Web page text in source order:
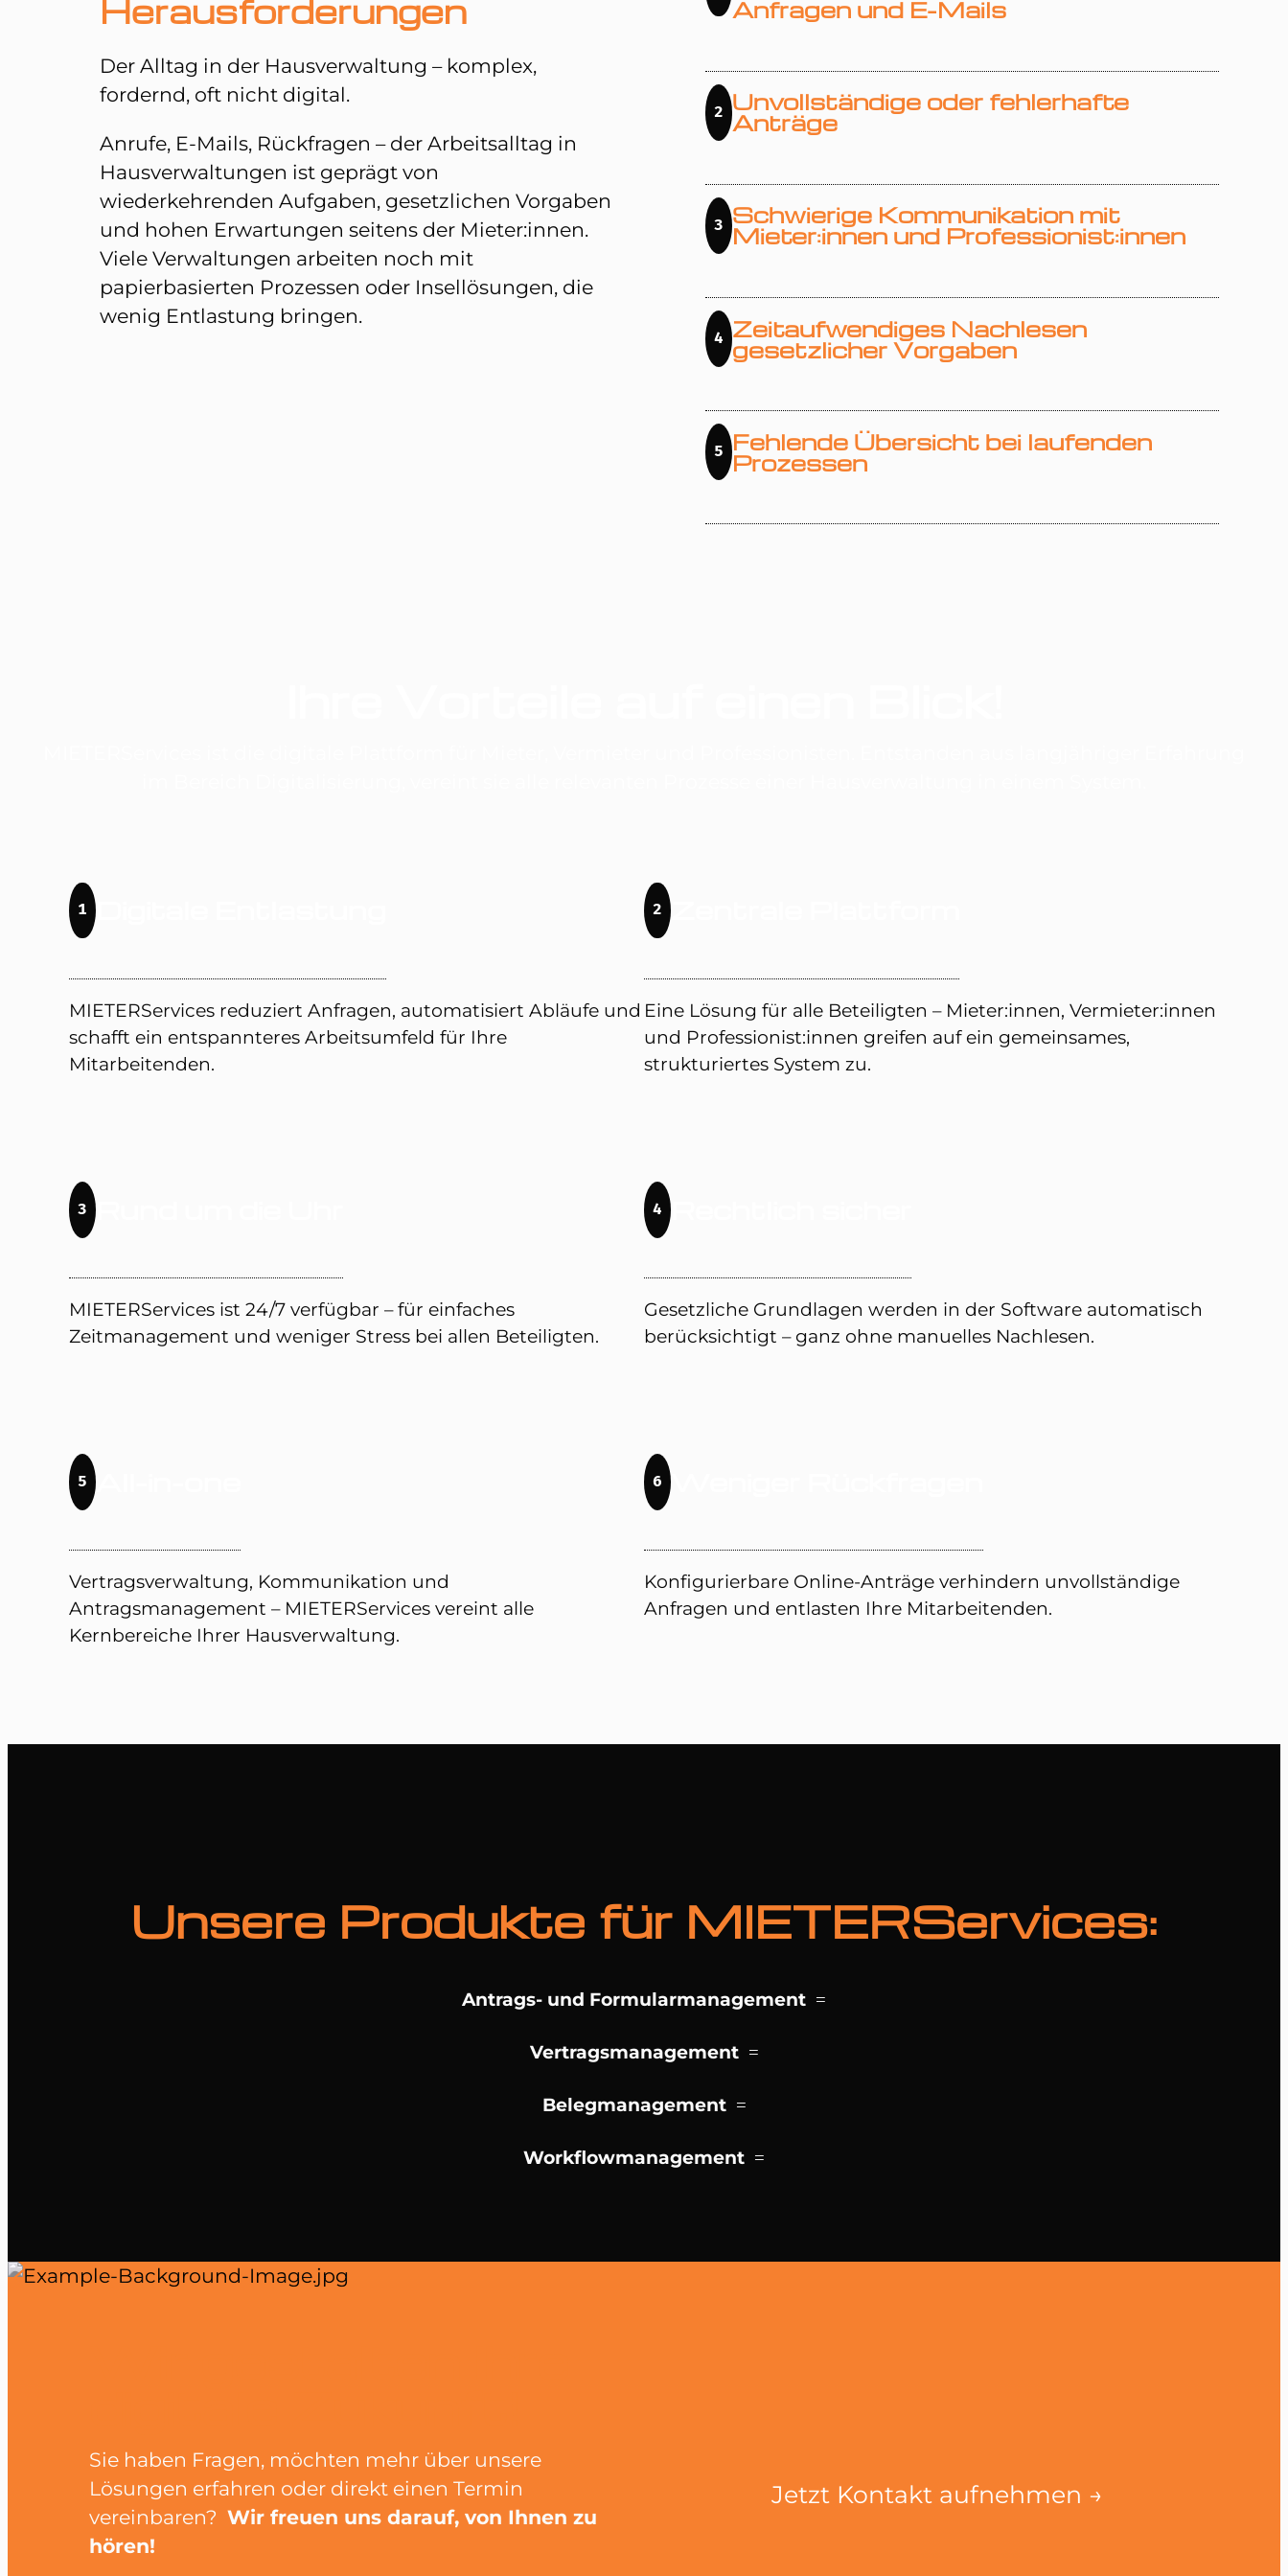
Herausforderungen
Der Alltag in der Hausverwaltung – komplex,
fordernd, oft nicht digital.
Anrufe, E-Mails, Rückfragen – der Arbeitsalltag in
Hausverwaltungen ist geprägt von
wiederkehrenden Aufgaben, gesetzlichen Vorgaben
und hohen Erwartungen seitens der Mieter:innen.
Viele Verwaltungen arbeiten noch mit
papierbasierten Prozessen oder Insellösungen, die
wenig Entlastung bringen.
Anfragen und E-Mails
2 Unvollständige oder fehlerhafte
Anträge
3 Schwierige Kommunikation mit
Mieter:innen und Professionist:innen
4 Zeitaufwendiges Nachlesen
gesetzlicher Vorgaben
5 Fehlende Übersicht bei laufenden
Prozessen
1
MIETERServices reduziert Anfragen, automatisiert Abläufe und
schafft ein entspannteres Arbeitsumfeld für Ihre
Mitarbeitenden.
2
Eine Lösung für alle Beteiligten – Mieter:innen, Vermieter:innen
und Professionist:innen greifen auf ein gemeinsames,
strukturiertes System zu.
3
MIETERServices ist 24/7 verfügbar – für einfaches
Zeitmanagement und weniger Stress bei allen Beteiligten.
4
Gesetzliche Grundlagen werden in der Software automatisch
berücksichtigt – ganz ohne manuelles Nachlesen.
5
Vertragsverwaltung, Kommunikation und
Antragsmanagement – MIETERServices vereint alle
Kernbereiche Ihrer Hausverwaltung.
6
Konfigurierbare Online-Anträge verhindern unvollständige
Anfragen und entlasten Ihre Mitarbeitenden.
Unsere Produkte für MIETERServices:
Antrags- und Formularmanagement
Vertragsmanagement
Belegmanagement
Workflowmanagement
Sie haben Fragen, möchten mehr über unsere
Lösungen erfahren oder direkt einen Termin
vereinbaren? Wir freuen uns darauf, von Ihnen zu
hören!
Jetzt Kontakt aufnehmen →